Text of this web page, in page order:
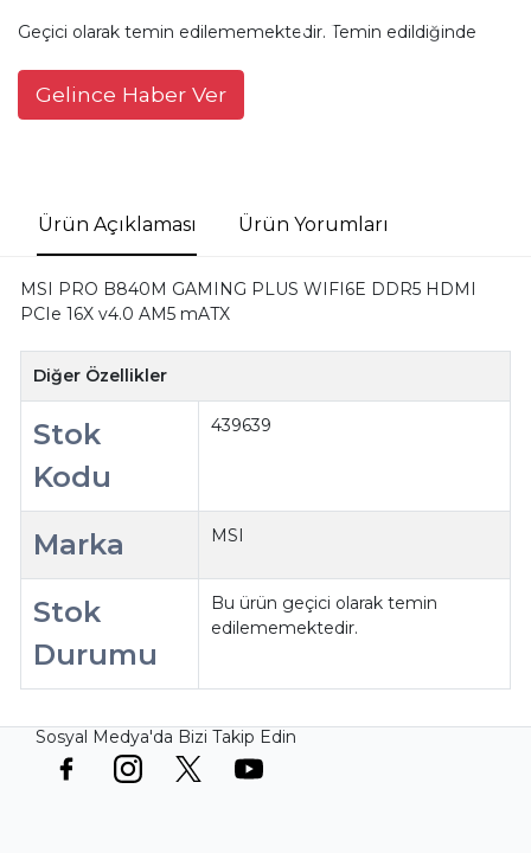
Geçici olarak temin edilememektedir. Temin edildiğinde
Gelince Haber Ver
Ürün Açıklaması Ürün Yorumları
MSI PRO B840M GAMING PLUS WIFI6E DDR5 HDMI
PCIe 16X v4.0 AM5 mATX
Diğer Özellikler
Stok
Kodu
439639
Marka MSI
Stok
Durumu
Bu ürün geçici olarak temin
edilememektedir.
Sosyal Medya'da Bizi Takip Edin